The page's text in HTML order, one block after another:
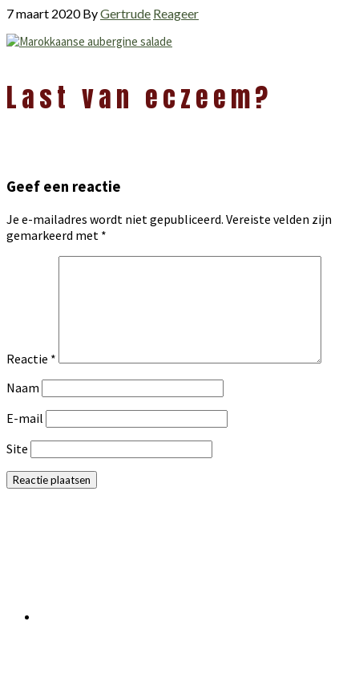
7 maart 2020ByGertrude Reageer
Interacties
Last van eczeem?
Geef een reactie
Je e-mailadres wordt niet gepubliceerd. Vereiste velden zijn
gemarkeerd met *
Reactie *
Naam
E-mail
Site